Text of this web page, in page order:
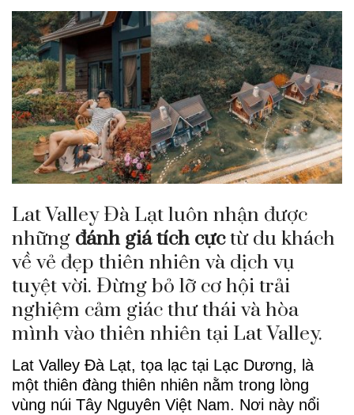
Lat Valley Đà Lạt luôn nhận được
những đánh giá tích cựctừ du khách
về vẻ đẹp thiên nhiên và dịch vụ
tuyệt vời. Đừng bỏ lỡ cơ hội trải
nghiệm cảm giác thư thái và hòa
mình vào thiên nhiên tại Lat Valley.
Lat Valley Đà Lạt, tọa lạc tại Lạc Dương, là
một thiên đàng thiên nhiên nằm trong lòng
vùng núi Tây Nguyên Việt Nam. Nơi này nổi